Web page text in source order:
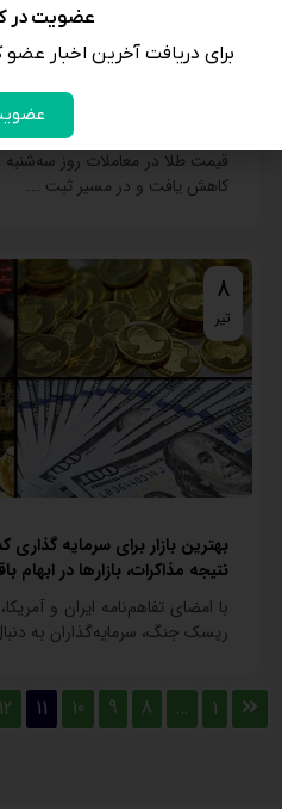
بزرگترین کاهش ماهانه طلای جهانی در ۱۸
قیمت طلا در معاملات روز
کاهش یافت و در مسیر ثبت ...
8
تیر
بهترین بازار برای سرمایه
نتیجه مذاکرات، بازارها در ابهام
با امضای تفاهم‌نامه ایران و
ریسک جنگ، سرمایه‌گذاران به
1
…
8
9
10
11
12
عضویت در
برای دریافت آخرین اخبار عضو